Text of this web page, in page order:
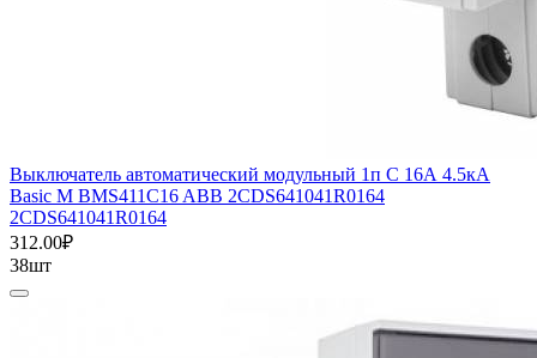
Выключатель автоматический модульный 1п C 16А 4.5кА
Basic M BMS411C16 ABB 2CDS641041R0164
2CDS641041R0164
312.00₽
38шт